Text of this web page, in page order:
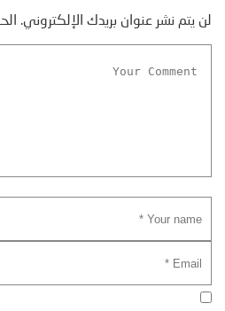
لن يتم نشر عنوان بريدك الإلكتروني.